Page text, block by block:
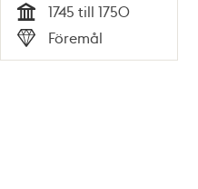
Tid
1745 till 1750
Typ
Föremål